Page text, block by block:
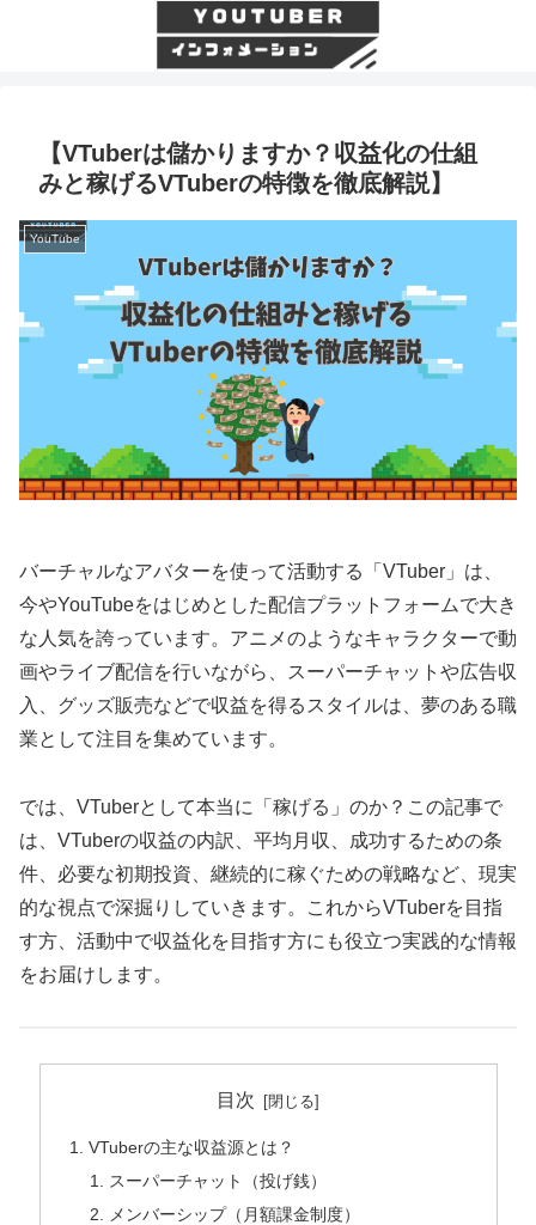
【VTuberは儲かりますか？収益化の仕組
みと稼げるVTuberの特徴を徹底解説】
YouTube
バーチャルなアバターを使って活動する「VTuber」は、
今やYouTubeをはじめとした配信プラットフォームで大き
な人気を誇っています。アニメのようなキャラクターで動
画やライブ配信を行いながら、スーパーチャットや広告収
入、グッズ販売などで収益を得るスタイルは、夢のある職
業として注目を集めています。
では、VTuberとして本当に「稼げる」のか？この記事で
は、VTuberの収益の内訳、平均月収、成功するための条
件、必要な初期投資、継続的に稼ぐための戦略など、現実
的な視点で深掘りしていきます。これからVTuberを目指
す方、活動中で収益化を目指す方にも役立つ実践的な情報
をお届けします。
目次
VTuberの主な収益源とは？
スーパーチャット（投げ銭）
メンバーシップ（月額課金制度）